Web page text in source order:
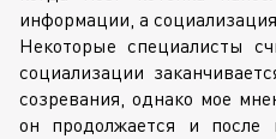
информации, а
Некоторые специалисты
социализации
созревания, однако мое
он продолжается и после